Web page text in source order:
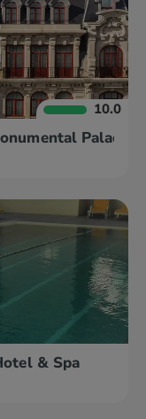
10.0
Palace
& Spa